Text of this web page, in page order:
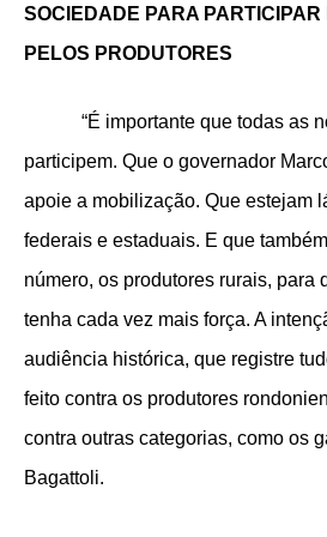
SOCIEDADE PARA
PELOS PRODUTORES
“É importante que todas as
participem. Que o governador
apoie a mobilização. Que estejam
federais e estaduais. E que
número, os produtores rurais, para
tenha cada vez mais força. A
audiência histórica, que registre
feito contra os produtores
contra outras categorias, como os
Bagattoli.